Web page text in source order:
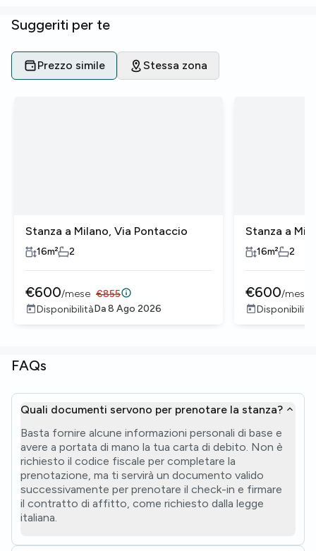
Suggeriti per te
Prezzo simile Stessa zona
Stanza a Milano, Via Pontaccio
16m² 2
€600/mese €855
DisponibilitàDa8 Ago 2026
Stanza a
16m² 2
€600/mese
Disponibilità
FAQs
Quali documenti servono per prenotare la stanza?
Basta fornire alcune informazioni personali di base e
avere a portata di mano la tua carta di debito. Non è
richiesto il codice fiscale per completare la
prenotazione, ma ti servirà un documento valido
successivamente per prenotare il check-in e firmare
il contratto di affitto, come richiesto dalla legge
italiana.